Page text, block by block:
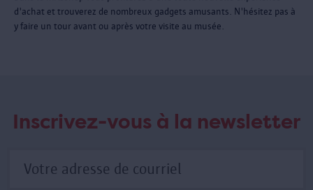
d'achat et trouverez de nombreux gadgets amusants. N'hésitez pas à
y faire un tour avant ou après votre visite au musée.
Inscrivez-vous à la newsletter